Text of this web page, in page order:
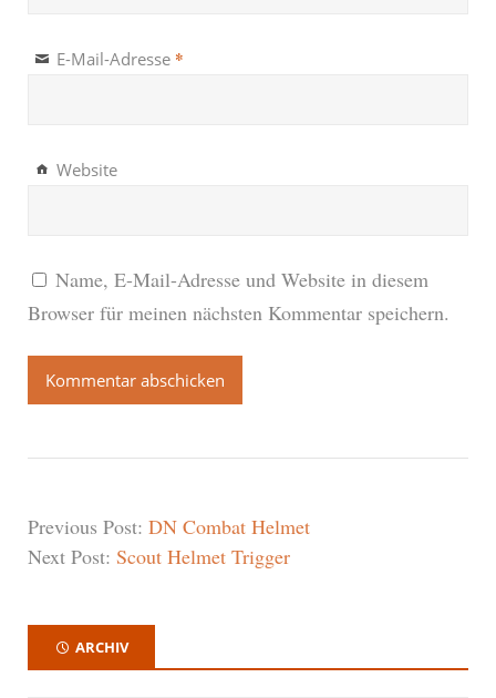
E-Mail-Adresse *
Website
Name, E-Mail-Adresse und Website in diesem
Browser für meinen nächsten Kommentar speichern.
Previous Post: DN Combat Helmet
Next Post: Scout Helmet Trigger
ARCHIV